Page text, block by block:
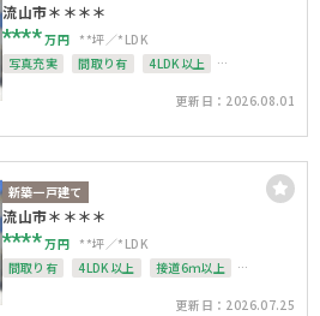
流山市＊＊＊＊
****万円 **坪
*LDK
写真充実
間取り有
4LDK以上
更新日：2026.08.01
新築一戸建て
流山市＊＊＊＊
****万円 **坪
*LDK
間取り有
4LDK以上
接道6ｍ以上
更新日：2026.07.25